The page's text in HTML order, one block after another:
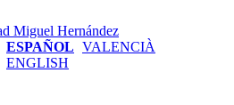
ESPAÑOL VALENCIÀ
ENGLISH